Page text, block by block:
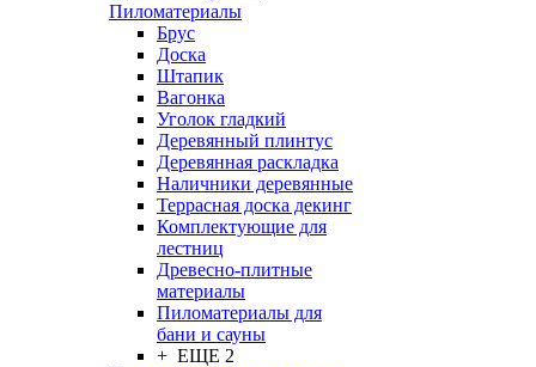
Пиломатериалы
Брус
Доска
Штапик
Вагонка
Уголок гладкий
Деревянный плинтус
Деревянная раскладка
Наличники деревянные
Террасная доска декинг
Комплектующие для
лестниц
Древесно-плитные
материалы
Пиломатериалы для
бани и сауны
+ ЕЩЕ 2